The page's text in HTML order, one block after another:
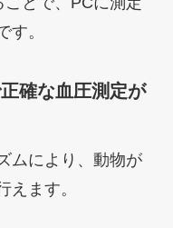
す。
確な血圧測定が
ムにより、動物が
えます。